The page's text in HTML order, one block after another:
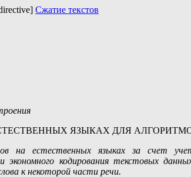
Сжатие текстов
ЯЗЫКАХ ДЛЯ
на естественных языках за счет
кодирования текстовых
к некоторой части речи.